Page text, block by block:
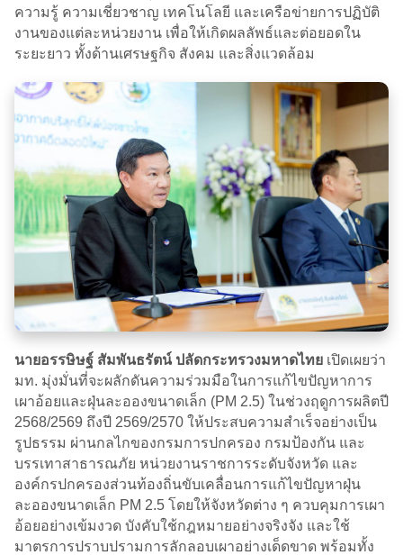
ความรู้ ความเชี่ยวชาญ เทคโนโลยี และเครือข่ายการปฏิบัติ
งานของแต่ละหน่วยงาน เพื่อให้เกิดผลลัพธ์และต่อยอดใน
ระยะยาว ทั้งด้านเศรษฐกิจ สังคม และสิ่งแวดล้อม
นายอรรษิษฐ์ สัมพันธรัตน์ ปลัดกระทรวงมหาดไทย เปิดเผยว่า
มท. มุ่งมั่นที่จะผลักดันความร่วมมือในการแก้ไขปัญหาการ
เผาอ้อยและฝุ่นละอองขนาดเล็ก (PM 2.5) ในช่วงฤดูการผลิตปี
2568/2569 ถึงปี 2569/2570 ให้ประสบความสำเร็จอย่างเป็น
รูปธรรม ผ่านกลไกของกรมการปกครอง กรมป้องกัน และ
บรรเทาสาธารณภัย หน่วยงานราชการระดับจังหวัด และ
องค์กรปกครองส่วนท้องถิ่นขับเคลื่อนการแก้ไขปัญหาฝุ่น
ละอองขนาดเล็ก PM 2.5 โดยให้จังหวัดต่าง ๆ ควบคุมการเผา
อ้อยอย่างเข้มงวด บังคับใช้กฎหมายอย่างจริงจัง และใช้
มาตรการปราบปรามการลักลอบเผาอย่างเด็ดขาด พร้อมทั้ง